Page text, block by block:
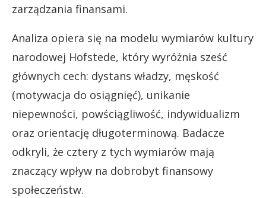
zarządzania finansami.
Analiza opiera się na modelu wymiarów kultury
narodowej Hofstede, który wyróżnia sześć
głównych cech: dystans władzy, męskość
(motywacja do osiągnięć), unikanie
niepewności, powściągliwość, indywidualizm
oraz orientację długoterminową. Badacze
odkryli, że cztery z tych wymiarów mają
znaczący wpływ na dobrobyt finansowy
społeczeństw.